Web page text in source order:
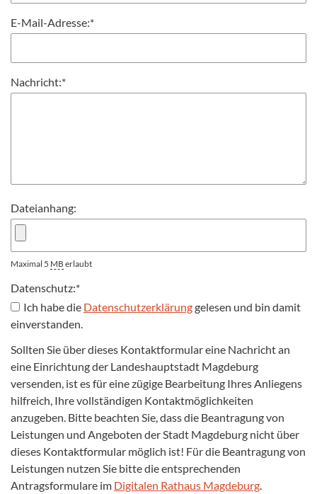
E-Mail-Adresse:*
Nachricht:*
Dateianhang:
Maximal 5 MB erlaubt
Datenschutz:*
Ich habe die Datenschutzerklärunggelesen und bin damit
einverstanden.
Sollten Sie über dieses Kontaktformular eine Nachricht an
eine Einrichtung der Landeshauptstadt Magdeburg
versenden, ist es für eine zügige Bearbeitung Ihres Anliegens
hilfreich, Ihre vollständigen Kontaktmöglichkeiten
anzugeben. Bitte beachten Sie, dass die Beantragung von
Leistungen und Angeboten der Stadt Magdeburg nicht über
dieses Kontaktformular möglich ist! Für die Beantragung von
Leistungen nutzen Sie bitte die entsprechenden
Antragsformulare im Digitalen Rathaus Magdeburg.